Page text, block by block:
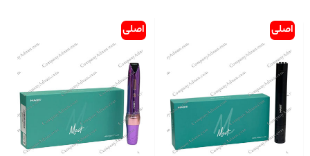
اصلی اصلی